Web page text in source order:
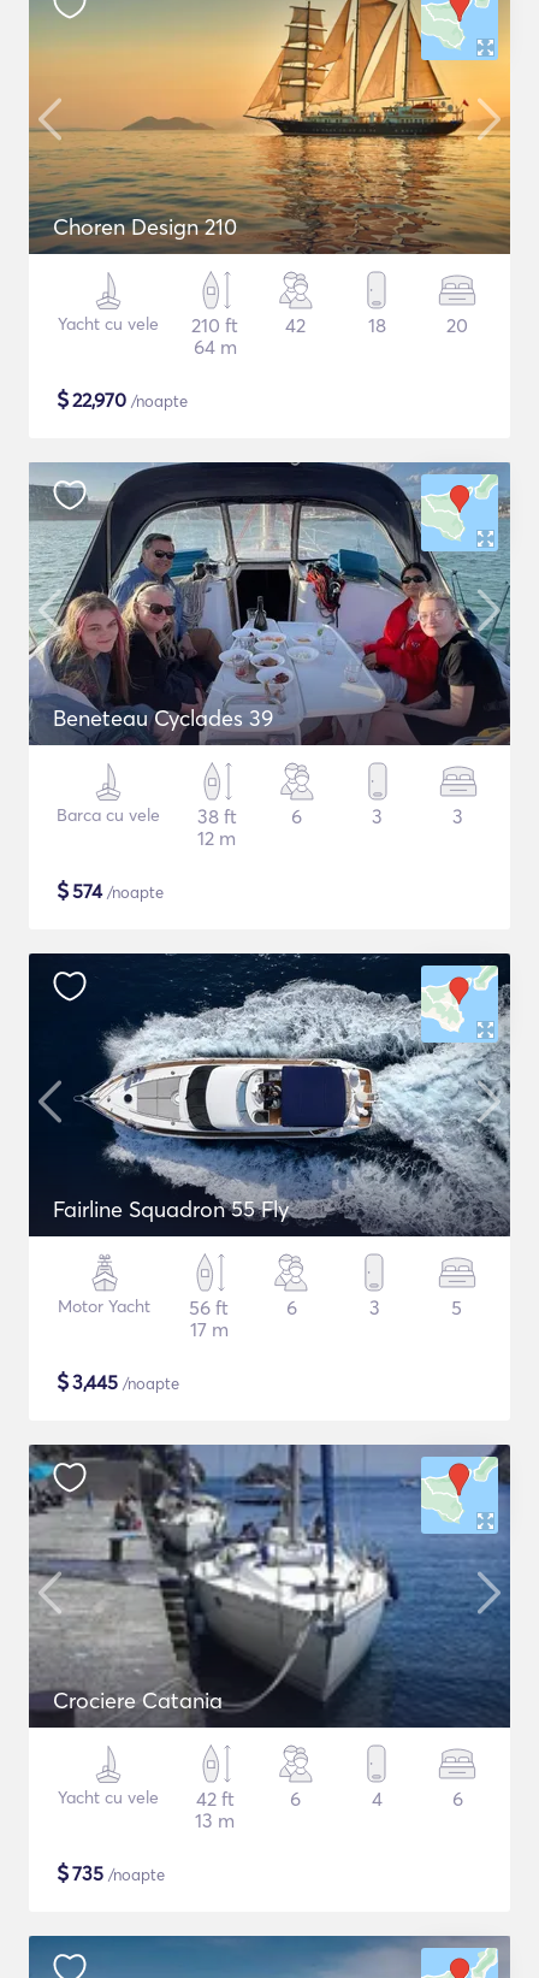
Choren Design 210
Yacht cu vele
210 ft
64 m
42 18 20
$22,970 /noapte
Beneteau Cyclades 39
Barca cu vele
38 ft
12 m
6 3 3
$574/noapte
Fairline Squadron 55 Fly
Motor Yacht
56 ft
17 m
6 3 5
$3,445 /noapte
Crociere Catania
Yacht cu vele
42 ft
13 m
6 4 6
$735 /noapte